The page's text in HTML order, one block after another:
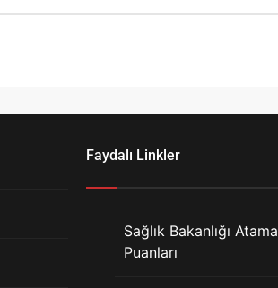
Faydalı Linkler
Sağlık Bakanlığı Atama
Puanları